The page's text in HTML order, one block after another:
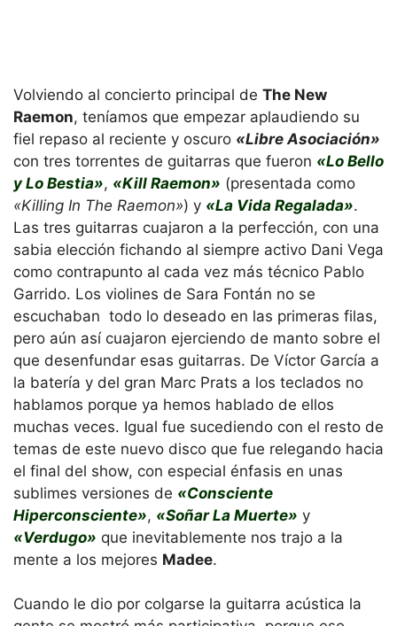
Volviendo al concierto principal de The New
Raemon, teníamos que empezar aplaudiendo su
fiel repaso al reciente y oscuro «Libre Asociación»
con tres torrentes de guitarras que fueron «Lo Bello
y Lo Bestia», «Kill Raemon» (presentada como
«Killing In The Raemon») y «La Vida Regalada».
Las tres guitarras cuajaron a la perfección, con una
sabia elección fichando al siempre activo Dani Vega
como contrapunto al cada vez más técnico Pablo
Garrido. Los violines de Sara Fontán no se
escuchaban todo lo deseado en las primeras filas,
pero aún así cuajaron ejerciendo de manto sobre el
que desenfundar esas guitarras. De Víctor García a
la batería y del gran Marc Prats a los teclados no
hablamos porque ya hemos hablado de ellos
muchas veces. Igual fue sucediendo con el resto de
temas de este nuevo disco que fue relegando hacia
el final del show, con especial énfasis en unas
sublimes versiones de «Consciente
Hiperconsciente», «Soñar La Muerte» y
«Verdugo» que inevitablemente nos trajo a la
mente a los mejores Madee.
Cuando le dio por colgarse la guitarra acústica la